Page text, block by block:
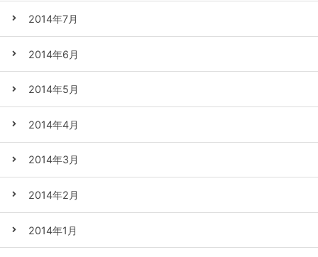
2014年7月
2014年6月
2014年5月
2014年4月
2014年3月
2014年2月
2014年1月